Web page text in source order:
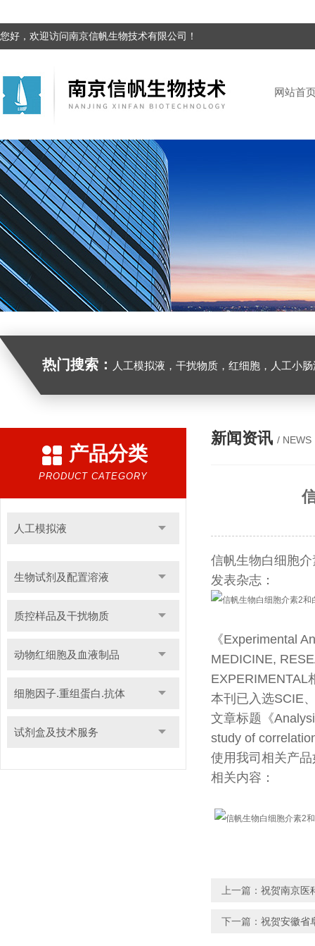
您好，欢迎访问南京信帆生物技术有限公司！
网站首
热门搜索： 人工模拟液，干扰物质，红细胞，人工小
产品分类
PRODUCT CATEGORY
人工模拟液
生物试剂及配置溶液
质控样品及干扰物质
动物红细胞及血液制品
细胞因子.重组蛋白.抗体
试剂盒及技术服务
新闻资讯 / NEWS
信帆生物白细胞
发表杂志：
《Experimental
MEDICINE,
EXPERIMENTAL
本刊已入选SCIE
文章标题《
study of
使用我司相关产
相关内容：
上一篇： 祝贺南京医
下一篇： 祝贺安徽省